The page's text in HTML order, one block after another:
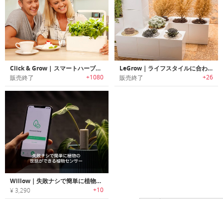
Click & Grow | スマートハーブガーデン
販売終了 +1080
LeGrow｜ライフスタイルに合わせて拡張可能なモジュラーデザイン室内ガーデン「レグロー」
販売終了 +26
Willow｜失敗ナシで簡単に植物の世話ができる植物センサー「ウィロウ」
¥ 3,290 +10